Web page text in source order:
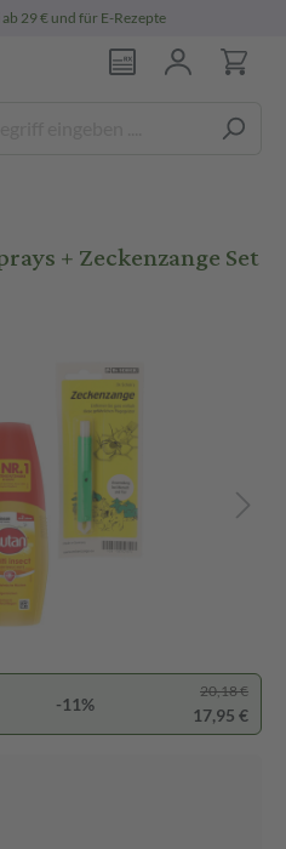
ab 29 € und für E-Rezepte
+ Zeckenzange Set
-11%
20,18 €
17,95 €